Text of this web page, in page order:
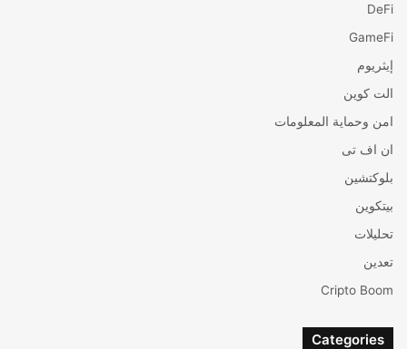
DeFi
GameFi
إيثريوم
الت كوين
امن وحماية المعلومات
ان اف تی
بلوكتشين
بيتكوين
تحليلات
تعدين
Cripto Boom
Categories